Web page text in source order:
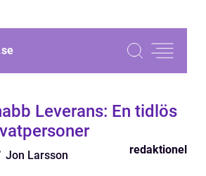
se
Leverans: En tidlös
Jon Larsson redaktionel